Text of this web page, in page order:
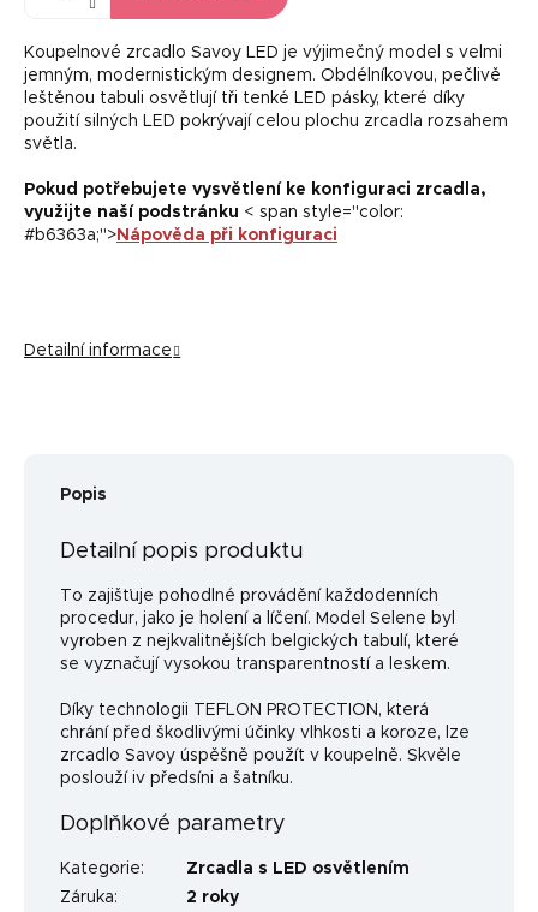
Koupelnové zrcadlo Savoy LED je výjimečný model s velmi
jemným, modernistickým designem. Obdélníkovou, pečlivě
leštěnou tabuli osvětlují tři tenké LED pásky, které díky
použití silných LED pokrývají celou plochu zrcadla rozsahem
světla.
Pokud potřebujete vysvětlení ke konfiguraci zrcadla,
využijte naší podstránku < span style="color:
#b6363a;"> Nápověda při konfiguraci
Detailní informace
Popis
Detailní popis produktu
To zajišťuje pohodlné provádění každodenních
procedur, jako je holení a líčení. Model Selene byl
vyroben z nejkvalitnějších belgických tabulí, které
se vyznačují vysokou transparentností a leskem.
Díky technologii TEFLON PROTECTION, která
chrání před škodlivými účinky vlhkosti a koroze, lze
zrcadlo Savoy úspěšně použít v koupelně. Skvěle
poslouží iv předsíni a šatníku.
Doplňkové parametry
Kategorie:
Zrcadla s LED osvětlením
Záruka:
2 roky